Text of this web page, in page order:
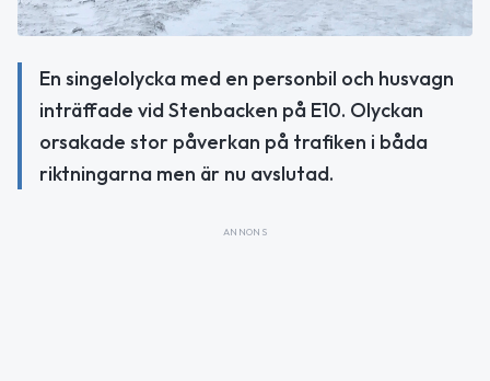
En singelolycka med en personbil och husvagn
inträffade vid Stenbacken på E10. Olyckan
orsakade stor påverkan på trafiken i båda
riktningarna men är nu avslutad.
ANNONS